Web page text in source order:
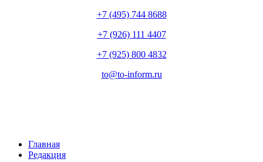
+7 (495) 744 8688
+7 (926) 111 4407
+7 (925) 800 4832
to​@​to-inform.ru
Главная
Редакция